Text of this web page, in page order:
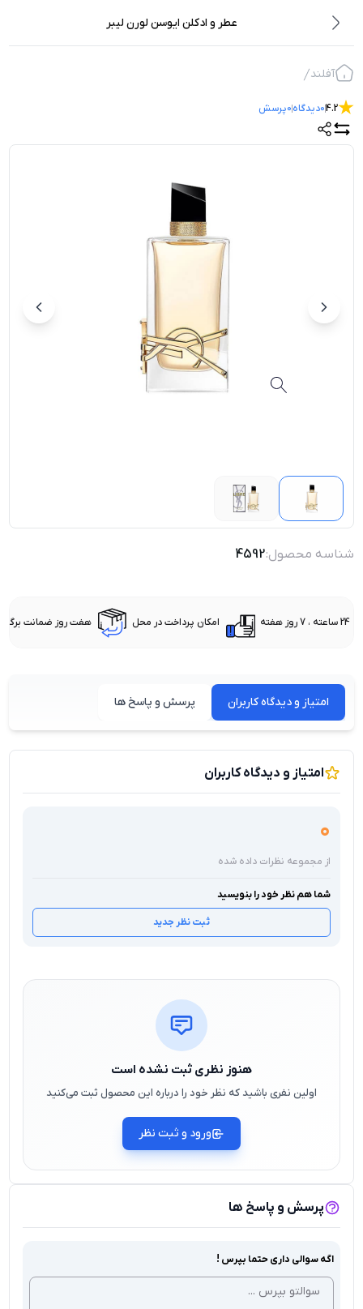
عطر و ادکلن ایوسن لورن لیبر
آفلند
4.2
0دیدگاه0پرسش
شناسه محصول:4592
24 ساعته ، 7 روز هفته امکان پرداخت در محل هفت روز ضمانت
امتیاز و دیدگاه کاربران پرسش و پاسخ ها
امتیاز و دیدگاه کاربران
0
از مجموعه نظرات داده شده
شما هم نظر خود را بنویسید
ثبت نظر جدید
هنوز نظری ثبت نشده است
اولین نفری باشید که نظر خود را درباره این محصول ثبت می‌کنید
ورود و ثبت نظر
پرسش و پاسخ ها
اگه سوالی داری حتما بپرس !